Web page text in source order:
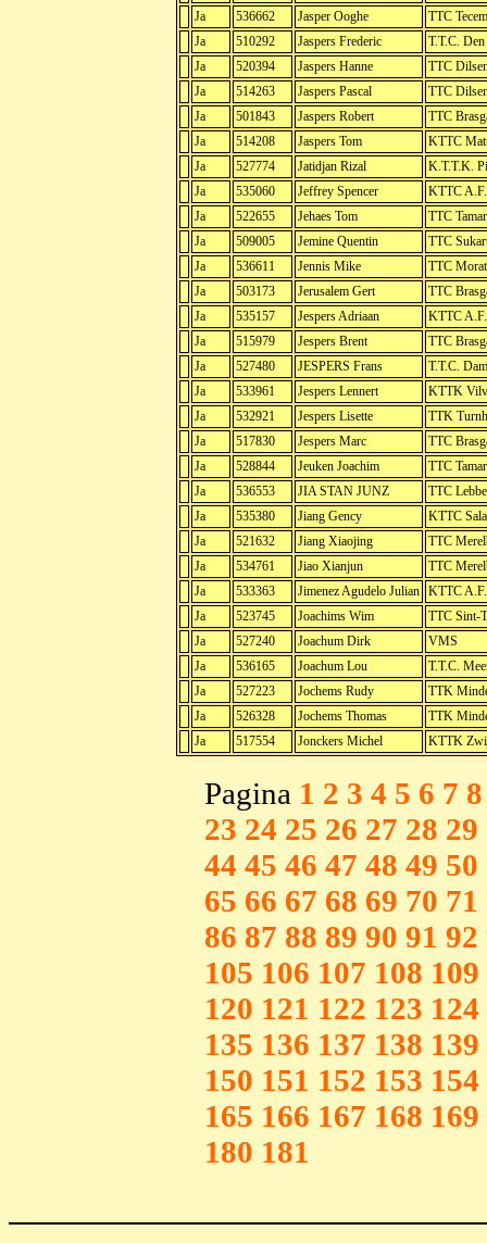
Ja
536662 Jasper Ooghe
TTC
Ja
510292 Jaspers Frederic
T.T.C.
Ja
520394 Jaspers Hanne
TTC
Ja
514263 Jaspers Pascal
TTC
Ja
501843 Jaspers Robert
TTC
Ja
514208 Jaspers Tom
KTTC
Ja
527774 Jatidjan Rizal
K.T.T.K.
Ja
535060 Jeffrey Spencer
KTTC
Ja
522655 Jehaes Tom
TTC
Ja
509005 Jemine Quentin
TTC
Ja
536611 Jennis Mike
TTC
Ja
503173 Jerusalem Gert
TTC
Ja
535157 Jespers Adriaan
KTTC
Ja
515979 Jespers Brent
TTC
Ja
527480 JESPERS Frans
T.T.C.
Ja
533961 Jespers Lennert
KTTK
Ja
532921 Jespers Lisette
TTK
Ja
517830 Jespers Marc
TTC
Ja
528844 Jeuken Joachim
TTC
Ja
536553 JIA STAN JUNZ
TTC
Ja
535380 Jiang Gency
KTTC
Ja
521632 Jiang Xiaojing
TTC
Ja
534761 Jiao Xianjun
TTC
Ja
533363 Jimenez Agudelo Julian KTTC
Ja
523745 Joachims Wim
TTC Sint-
Ja
527240 Joachum Dirk
VMS
Ja
536165 Joachum Lou
T.T.C.
Ja
527223 Jochems Rudy
TTK
Ja
526328 Jochems Thomas
TTK
Ja
517554 Jonckers Michel KTTK
Pagina 1 2 3 4 5 6 7 8
23 24 25 26 27 28 29
44 45 46 47 48 49 50
65 66 67 68 69 70 71
86 87 88 89 90 91 92
105 106 107 108 109
120 121 122 123 124
135 136 137 138 139
150 151 152 153 154
165 166 167 168 169
180 181